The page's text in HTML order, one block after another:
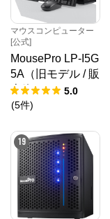
マウスコンピューター
[公式]
MousePro LP-I5G
5A（旧モデル / 販
売終了）
5.0
(5件)
19